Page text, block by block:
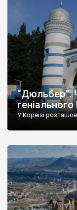
“Дюльбер”.
У Кореїзі